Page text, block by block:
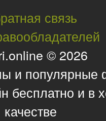
связь
© 2026
и
бесплатно и в
качестве